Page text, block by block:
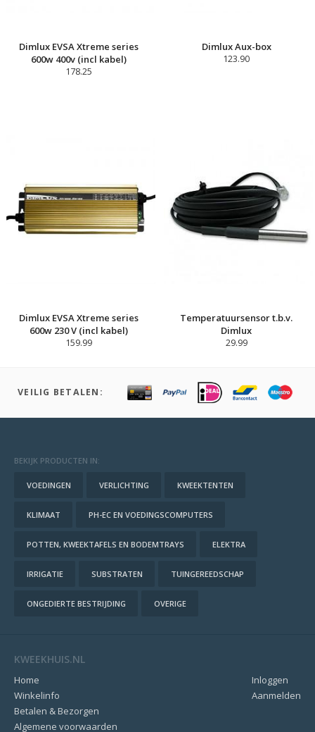
Dimlux EVSA Xtreme series
600w 400v (incl kabel)
178.25
Dimlux Aux-box
123.90
Dimlux EVSA Xtreme series
600w 230 V (incl kabel)
159.99
Temperatuursensor t.b.v.
Dimlux
29.99
VEILIG BETALEN:
BEKIJK PRODUCTEN IN:
VOEDINGEN VERLICHTING KWEEKTENTEN
KLIMAAT PH-EC EN VOEDINGSCOMPUTERS
POTTEN, KWEEKTAFELS EN BODEMTRAYS ELEKTRA
IRRIGATIE SUBSTRATEN TUINGEREEDSCHAP
ONGEDIERTE BESTRIJDING OVERIGE
KWEEKHUIS.NL
Inloggen
Aanmelden
Home
Winkelinfo
Betalen & Bezorgen
Algemene voorwaarden